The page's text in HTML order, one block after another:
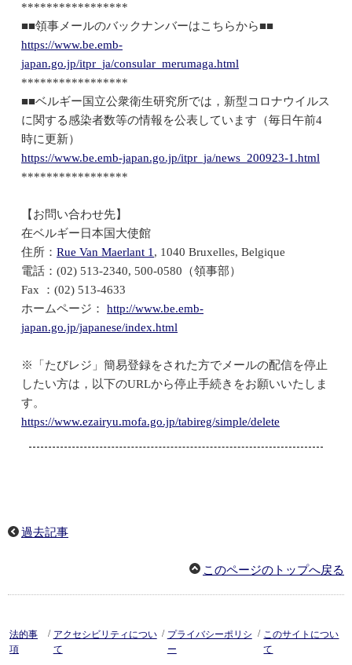
*****************
■■領事メールのバックナンバーはこちらから■■
https://www.be.emb-
japan.go.jp/itpr_ja/consular_merumaga.html
*****************
■■ベルギー国立公衆衛生研究所では，新型コロナウイルス
に関する感染者数等の情報を公表しています（毎日午前4
時に更新）
https://www.be.emb-japan.go.jp/itpr_ja/news_200923-1.html
*****************
【お問い合わせ先】
在ベルギー日本国大使館
住所： Rue Van Maerlant 1, 1040 Bruxelles, Belgique
電話：(02) 513-2340, 500-0580（領事部）
Fax ：(02) 513-4633
ホームページ： http://www.be.emb-
japan.go.jp/japanese/index.html
※「たびレジ」簡易登録をされた方でメールの配信を停止
したい方は，以下のURLから停止手続きをお願いいたしま
す。
https://www.ezairyu.mofa.go.jp/tabireg/simple/delete
過去記事
このページのトップへ戻る
法的事
項
/ アクセシビリティについ
て
/ プライバシーポリシ
ー
/ このサイトについ
て